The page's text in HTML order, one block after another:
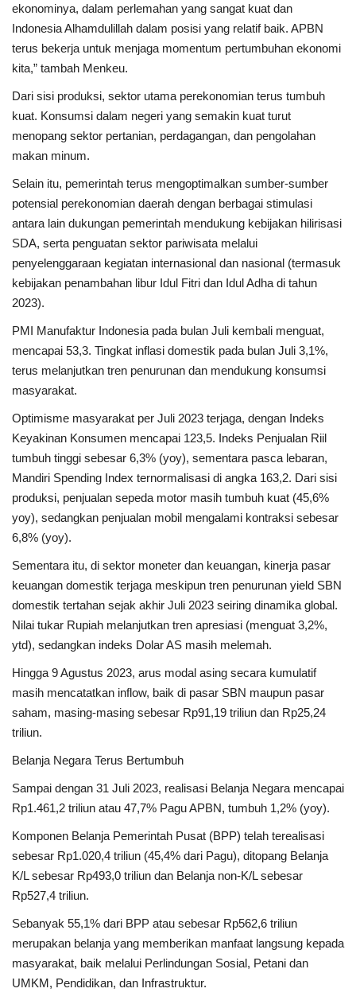
ekonominya, dalam perlemahan yang sangat kuat dan
Indonesia Alhamdulillah dalam posisi yang relatif baik. APBN
terus bekerja untuk menjaga momentum pertumbuhan ekonomi
kita,” tambah Menkeu.
Dari sisi produksi, sektor utama perekonomian terus tumbuh
kuat. Konsumsi dalam negeri yang semakin kuat turut
menopang sektor pertanian, perdagangan, dan pengolahan
makan minum.
Selain itu, pemerintah terus mengoptimalkan sumber-sumber
potensial perekonomian daerah dengan berbagai stimulasi
antara lain dukungan pemerintah mendukung kebijakan hilirisasi
SDA, serta penguatan sektor pariwisata melalui
penyelenggaraan kegiatan internasional dan nasional (termasuk
kebijakan penambahan libur Idul Fitri dan Idul Adha di tahun
2023).
​PMI Manufaktur Indonesia pada bulan Juli kembali menguat,
mencapai 53,3. Tingkat inflasi domestik pada bulan Juli 3,1%,
terus melanjutkan tren penurunan dan mendukung konsumsi
masyarakat.
Optimisme masyarakat per Juli 2023 terjaga, dengan Indeks
Keyakinan Konsumen mencapai 123,5. Indeks Penjualan Riil
tumbuh tinggi sebesar 6,3% (yoy), sementara pasca lebaran,
Mandiri Spending Index ternormalisasi di angka 163,2. Dari sisi
produksi, penjualan sepeda motor masih tumbuh kuat (45,6%
yoy), sedangkan penjualan mobil mengalami kontraksi sebesar
6,8% (yoy).
Sementara itu, di sektor moneter dan keuangan, kinerja pasar
keuangan domestik terjaga meskipun tren penurunan yield SBN
domestik tertahan sejak akhir Juli 2023 seiring dinamika global.
Nilai tukar Rupiah melanjutkan tren apresiasi (menguat 3,2%,
ytd), sedangkan indeks Dolar AS masih melemah.
Hingga 9 Agustus 2023, arus modal asing secara kumulatif
masih mencatatkan inflow, baik di pasar SBN maupun pasar
saham, masing-masing sebesar Rp91,19 triliun dan Rp25,24
triliun.
Belanja Negara Terus Bertumbuh
Sampai dengan 31 Juli 2023, realisasi Belanja Negara mencapai
Rp1.461,2 triliun atau 47,7% Pagu APBN, tumbuh 1,2% (yoy).
Komponen Belanja Pemerintah Pusat (BPP) telah terealisasi
sebesar Rp1.020,4 triliun (45,4% dari Pagu), ditopang Belanja
K/L sebesar Rp493,0 triliun dan Belanja non-K/L sebesar
Rp527,4 triliun.
Sebanyak 55,1% dari BPP atau sebesar Rp562,6 triliun
merupakan belanja yang memberikan manfaat langsung kepada
masyarakat, baik melalui Perlindungan Sosial, Petani dan
UMKM, Pendidikan, dan Infrastruktur.